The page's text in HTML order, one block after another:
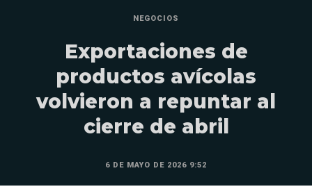
NEGOCIOS
Exportaciones de
productos avícolas
volvieron a repuntar al
cierre de abril
6 DE MAYO DE 2026 9:52